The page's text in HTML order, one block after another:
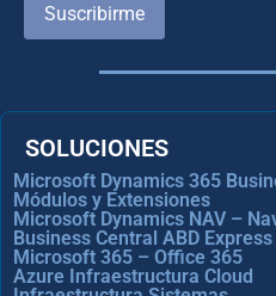
Suscribirme
SOLUCIONES
Microsoft Dynamics 365
Módulos y Extensiones
Microsoft Dynamics NAV –
Business Central ABD
Microsoft 365 – Office 365
Azure Infraestructura Cloud